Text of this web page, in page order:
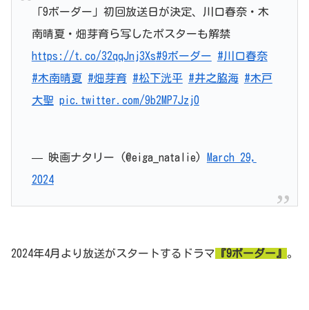
「9ボーダー」初回放送日が決定、川口春奈・木
南晴夏・畑芽育ら写したポスターも解禁
https://t.co/32qqJnj3Xs#9ボーダー
#川口春奈
#木南晴夏
#畑芽育 #松下洸平 #井之脇海 #木戸
大聖 pic.twitter.com/9b2MP7Jzj0
— 映画ナタリー (@eiga_natalie)
March 29,
2024
2024年4月より放送がスタートするドラマ 『9ボーダー』 。